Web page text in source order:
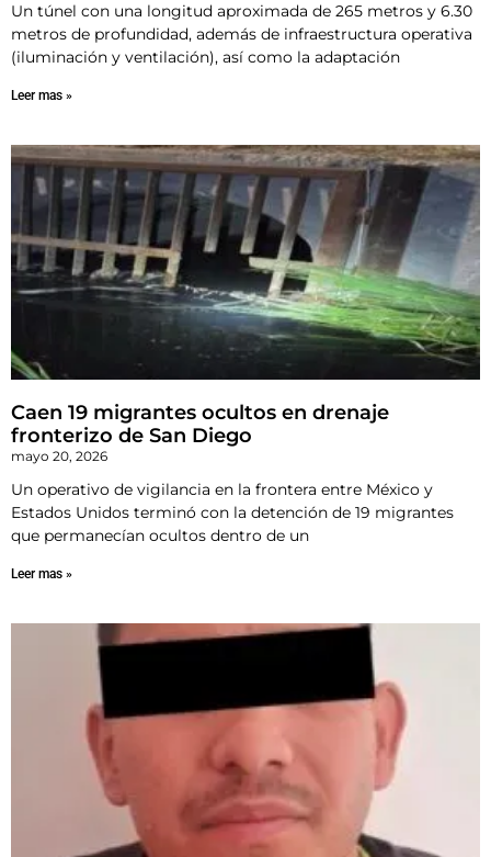
Un túnel con una longitud aproximada de 265 metros y 6.30
metros de profundidad, además de infraestructura operativa
(iluminación y ventilación), así como la adaptación
Leer mas »
Caen 19 migrantes ocultos en drenaje
fronterizo de San Diego
mayo 20, 2026
Un operativo de vigilancia en la frontera entre México y
Estados Unidos terminó con la detención de 19 migrantes
que permanecían ocultos dentro de un
Leer mas »